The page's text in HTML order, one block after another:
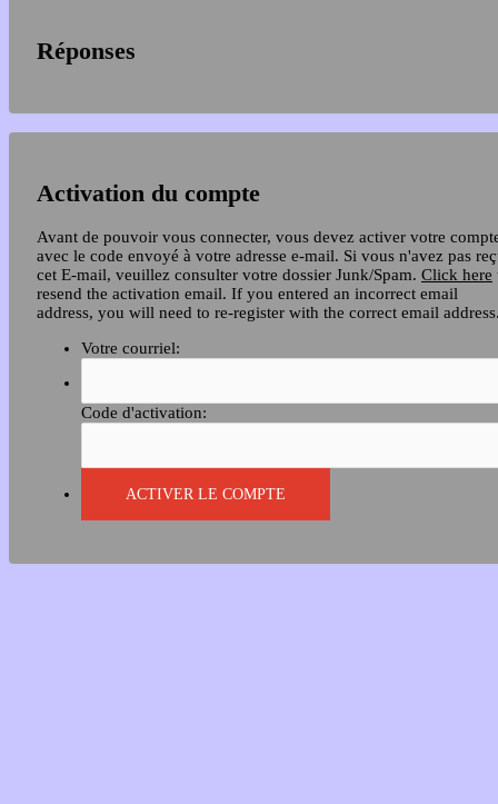
Réponses
Activation du compte
Avant de pouvoir vous connecter, vous devez activer votre
avec le code envoyé à votre adresse e-mail. Si vous n'avez pas
cet E-mail, veuillez consulter votre dossier Junk/Spam. Click here
resend the activation email. If you entered an incorrect email
address, you will need to re-register with the correct email
Votre courriel:
Code d'activation: